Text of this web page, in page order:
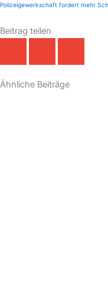
Zurück
Beitrag teilen
Ähnliche Beiträge